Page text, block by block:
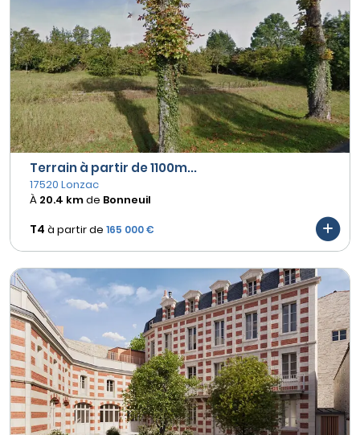
Terrain à partir de 1100m...
17520 Lonzac
À 20.4 kmde Bonneuil
T4 à partir de 165 000 €